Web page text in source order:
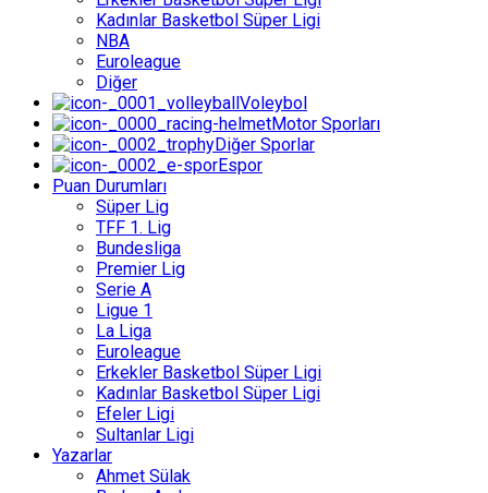
Kadınlar Basketbol Süper Ligi
NBA
Euroleague
Diğer
Voleybol
Motor Sporları
Diğer Sporlar
Espor
Puan Durumları
Süper Lig
TFF 1. Lig
Bundesliga
Premier Lig
Serie A
Ligue 1
La Liga
Euroleague
Erkekler Basketbol Süper Ligi
Kadınlar Basketbol Süper Ligi
Efeler Ligi
Sultanlar Ligi
Yazarlar
Ahmet Sülak